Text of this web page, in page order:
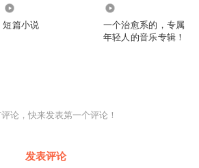
短篇小说
一个治愈系的，专属
年轻人的音乐专辑！
论，快来发表第一个评论！
发表评论